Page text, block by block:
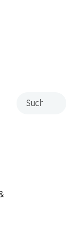
auf dem